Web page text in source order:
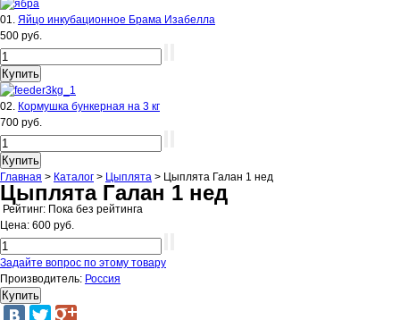
01. Яйцо инкубационное Брама Изабелла
500 руб.
02. Кормушка бункерная на 3 кг
700 руб.
Главная > Каталог > Цыплята > Цыплята Галан 1 нед
Цыплята Галан 1 нед
Рейтинг: Пока без рейтинга
Цена: 600 руб.
Задайте вопрос по этому товару
Производитель: Россия